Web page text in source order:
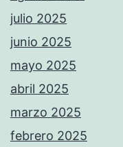
julio 2025
junio 2025
mayo 2025
abril 2025
marzo 2025
febrero 2025